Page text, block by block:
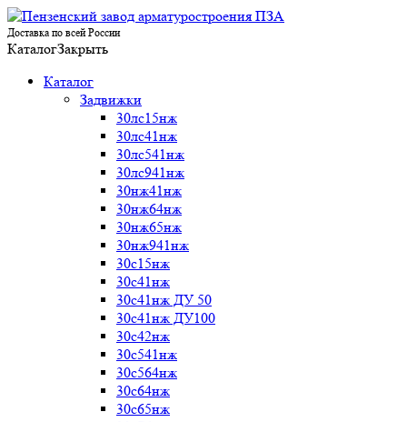
Доставка по всей России
КаталогЗакрыть
Каталог
Задвижки
30лс15нж
30лс41нж
30лс541нж
30лс941нж
30нж41нж
30нж64нж
30нж65нж
30нж941нж
30с15нж
30с41нж
30с41нж ДУ 50
30с41нж ДУ100
30с42нж
30с541нж
30с564нж
30с64нж
30с65нж